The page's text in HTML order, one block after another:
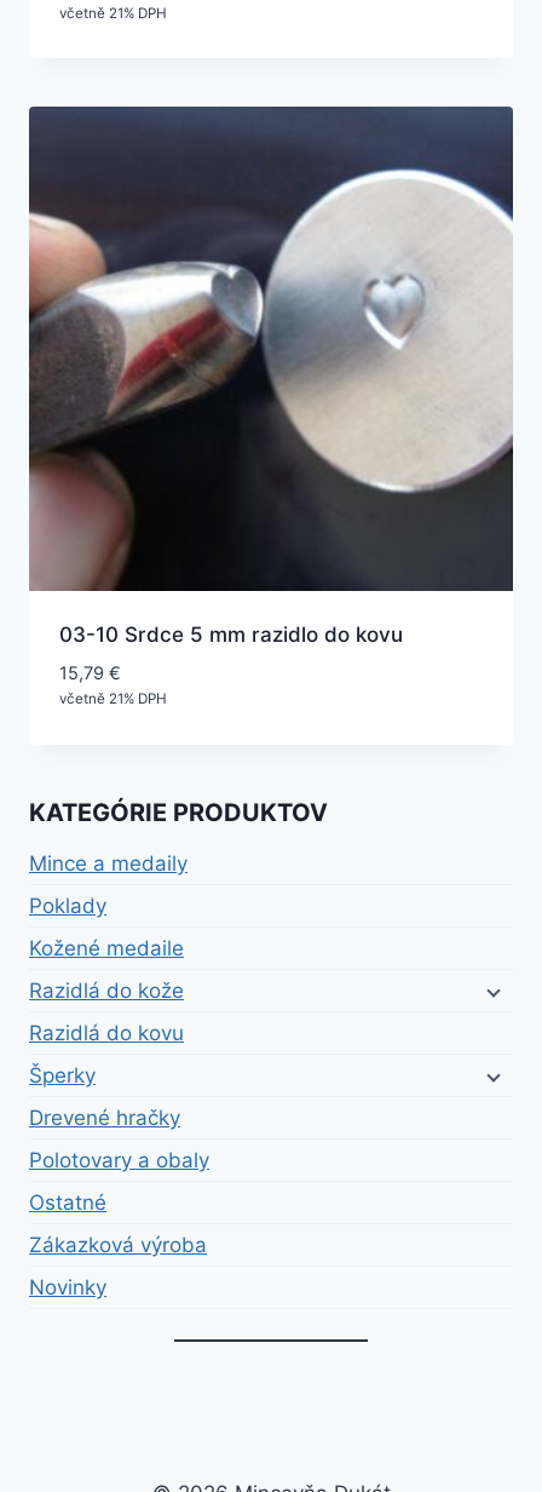
včetně 21% DPH
03-10 Srdce 5 mm razidlo do kovu
15,79 €
včetně 21% DPH
KATEGÓRIE PRODUKTOV
Mince a medaily
Poklady
Kožené medaile
Razidlá do kože
Razidlá do kovu
Šperky
Drevené hračky
Polotovary a obaly
Ostatné
Zákazková výroba
Novinky